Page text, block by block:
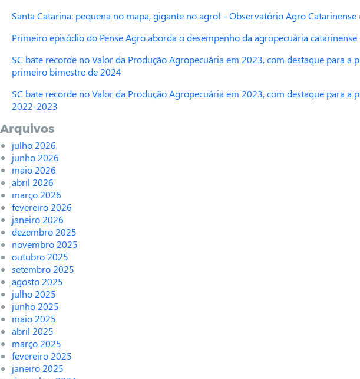
Santa Catarina: pequena no mapa, gigante no agro! - Observatório Agro Catarinense
Primeiro episódio do Pense Agro aborda o desempenho da agropecuária
SC bate recorde no Valor da Produção Agropecuária em 2023, com destaque para
primeiro bimestre de 2024
SC bate recorde no Valor da Produção Agropecuária em 2023, com destaque para
2022-2023
Arquivos
julho 2026
junho 2026
maio 2026
abril 2026
março 2026
fevereiro 2026
janeiro 2026
dezembro 2025
novembro 2025
outubro 2025
setembro 2025
agosto 2025
julho 2025
junho 2025
maio 2025
abril 2025
março 2025
fevereiro 2025
janeiro 2025